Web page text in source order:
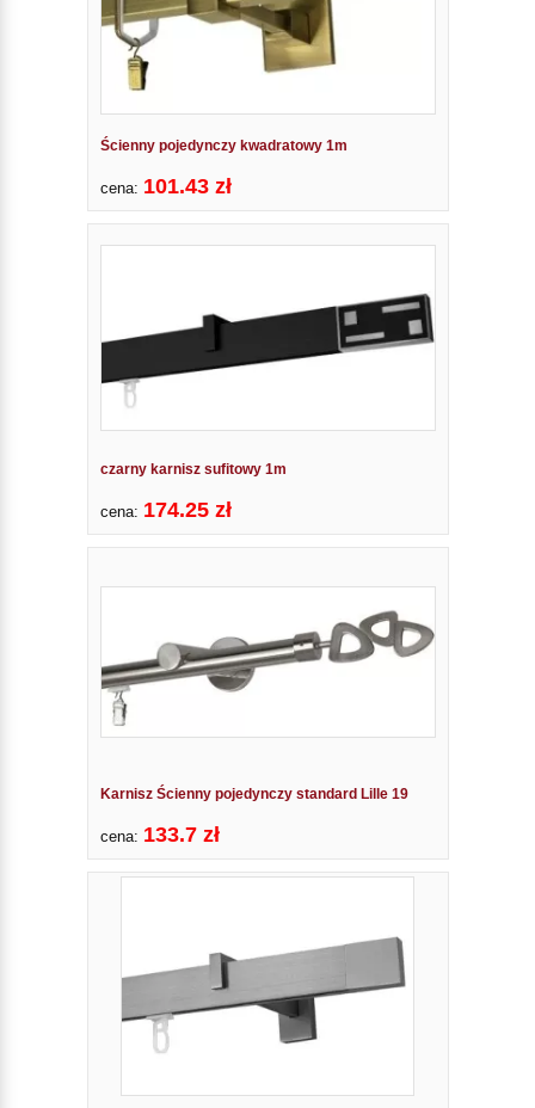
Ścienny pojedynczy kwadratowy 1m
cena: 101.43 zł
czarny karnisz sufitowy 1m
cena: 174.25 zł
Karnisz Ścienny pojedynczy standard Lille 19
cena: 133.7 zł